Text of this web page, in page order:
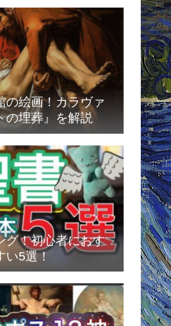
の絵画！カラヴァ
の埋葬』を解説
グ！初心者におす
い5選！